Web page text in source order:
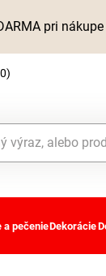
pri
a pečenieDekorácie